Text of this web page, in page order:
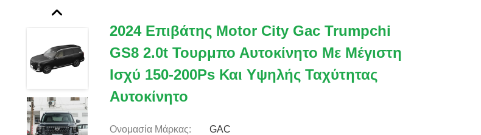
2024 Επιβάτης Motor City Gac Trumpchi
GS8 2.0t Τουρμπο Αυτοκίνητο Με Μέγιστη
Ισχύ 150-200Ps Και Υψηλής Ταχύτητας
Αυτοκίνητο
Ονομασία Μάρκας: GAC